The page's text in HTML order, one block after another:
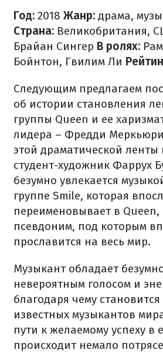
Год: 2018 Жанр: драма,
Страна: Великобритания,
Брайан Сингер В ролях:
Бойнтон, Гвилим Ли
Следующим предлагаем
об истории становления
группы Queen и ее
лидера – Фредди
этой драматической ленты
студент-художник Фаррух
безумно увлекается
группе Smile, которая
переименовывает в Queen,
псевдоним, под которым
прославится на весь мир.
Музыкант обладает
невероятным голосом и
благодаря чему
известных музыкантов
пути к желаемому успеху в
происходит немало